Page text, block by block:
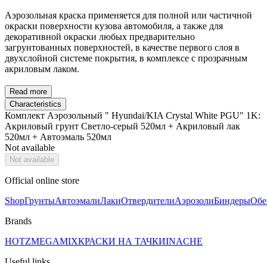
Аэрозольная краска применяется для полной или частичной
окраски поверхности кузова автомобиля, а также для
декоративной окраски любых предварительно
загрунтованных поверхностей, в качестве первого слоя в
двухслойной системе покрытия, в комплексе с прозрачным
акриловым лаком.
Read more
Characteristics
Комплект Аэрозольный " Hyundai/KIA Crystal White PGU" 1K:
Акриловый грунт Светло-серый 520мл + Акриловый лак
520мл + Автоэмаль 520мл
Not available
Not available
Official online store
ShopГрунтыАвтоэмалиЛакиОтвердителиАэрозолиБиндеры
Brands
HOTZMEGAMIXКРАСКИ НА ТАЧКИINACHE